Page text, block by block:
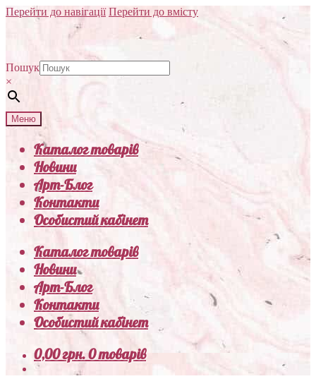
Перейти до навігації Перейти до вмісту
Пошук
×
Меню
Каталог товарів
Новини
Арт-Блог
Контакти
Особистий кабінет
Каталог товарів
Новини
Арт-Блог
Контакти
Особистий кабінет
0,00грн.0 товарів